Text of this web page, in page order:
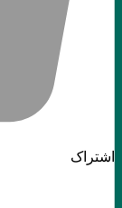
اشتراک